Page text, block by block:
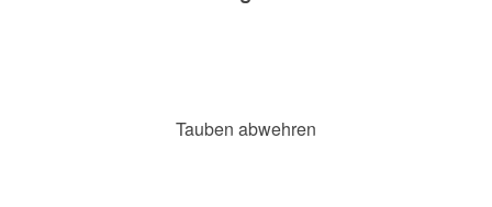
Tauben abwehren